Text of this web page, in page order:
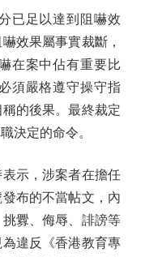
足以達到阻嚇效
效果屬事實裁斷，
在案中佔有重要比
須嚴格遵守操守指
的後果。最終裁定
決定的命令。
示，涉案者在擔任
布的不當帖文，內
釁、侮辱、誹謗等
違反《香港教育專